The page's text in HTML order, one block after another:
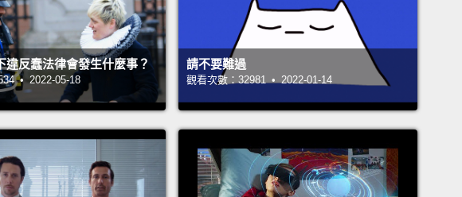
Oh my gosh. What did I do? What did I eat? Oh, no!
我的老天。我做了什麼？我吃了什麼？喔，不!
After you answer Mother Nature's booty call, you fill the
air with synthetic citrus, hoping the scent of last night's
burrito won't follow you back to the table.
在妳回應大自然之母對屁股的召喚後，妳在空氣中噴滿人工合
成的柑橘味，盼望昨晚墨西哥捲餅的氣味不會跟著妳回到餐
違反蠢法律會發生什麼事？
• 2022-05-18
請不要難過
觀看次數：32981 • 2022-01-14